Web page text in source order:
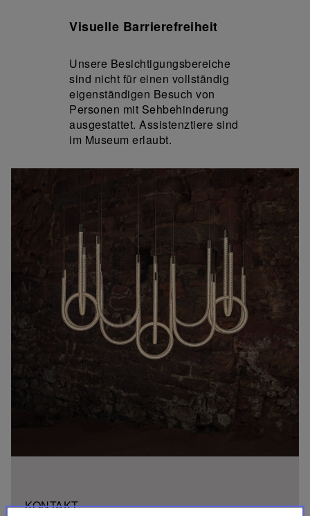
Visuelle Barrierefreiheit
Unsere Besichtigungsbereiche
sind nicht für einen vollständig
eigenständigen Besuch von
Personen mit Sehbehinderung
ausgestattet. Assistenztiere sind
im Museum erlaubt.
KONTAKT